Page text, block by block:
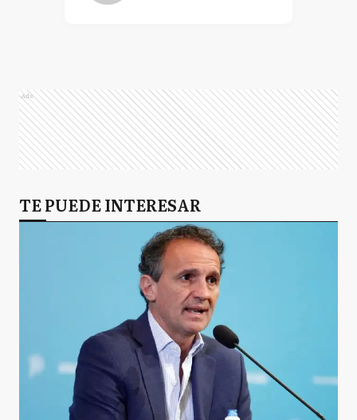
Ads
TE PUEDE INTERESAR